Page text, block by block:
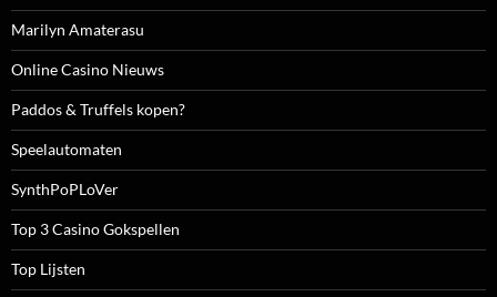
Marilyn Amaterasu
Online Casino Nieuws
Paddos & Truffels kopen?
Speelautomaten
SynthPoPLoVer
Top 3 Casino Gokspellen
Top Lijsten